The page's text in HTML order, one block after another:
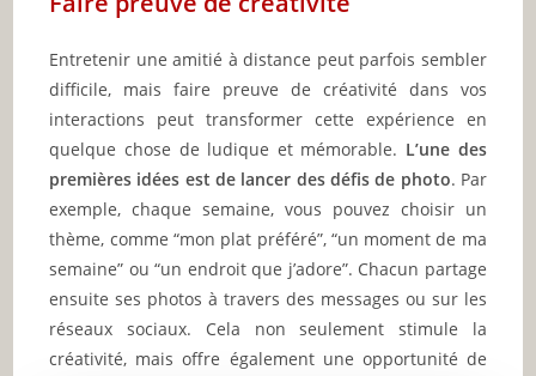
Entretenir une amitié à distance peut parfois sembler
difficile, mais faire preuve de créativité dans vos
interactions peut transformer cette expérience en
quelque chose de ludique et mémorable. L’une des
premières idées est de lancer des défis de photo. Par
exemple, chaque semaine, vous pouvez choisir un
thème, comme “mon plat préféré”, “un moment de ma
semaine” ou “un endroit que j’adore”. Chacun partage
ensuite ses photos à travers des messages ou sur les
réseaux sociaux. Cela non seulement stimule la
créativité, mais offre également une opportunité de